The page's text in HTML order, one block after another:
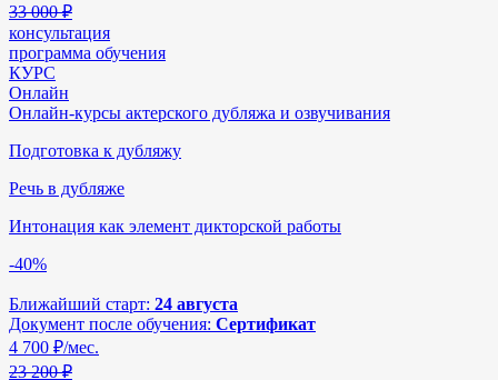
33 000 ₽
консультация
программа обучения
КУРС
Онлайн
Онлайн-курсы актерского дубляжа и озвучивания
Подготовка к дубляжу
Речь в дубляже
Интонация как элемент дикторской работы
-40%
Ближайший старт: 24 августа
Документ после обучения: Сертификат
4 700 ₽/мес.
23 200 ₽